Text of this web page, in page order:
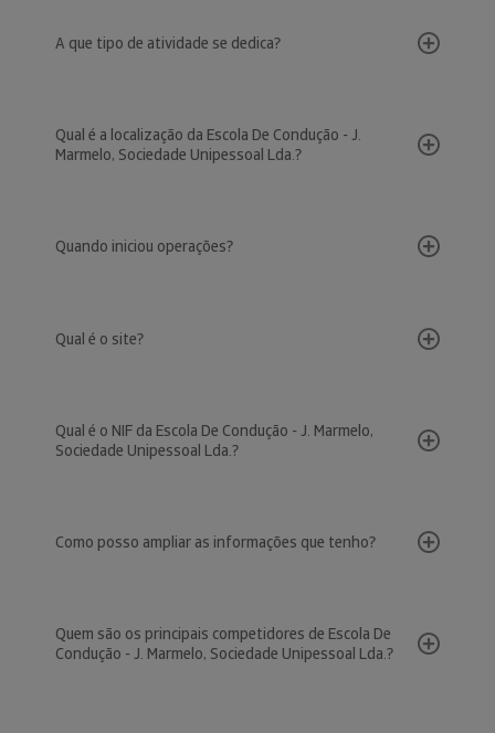
A que tipo de atividade se dedica?
Qual é a localização da Escola De Condução - J.
Marmelo, Sociedade Unipessoal Lda.?
Quando iniciou operações?
Qual é o site?
Qual é o NIF da Escola De Condução - J. Marmelo,
Sociedade Unipessoal Lda.?
Como posso ampliar as informações que tenho?
Quem são os principais competidores de Escola De
Condução - J. Marmelo, Sociedade Unipessoal Lda.?